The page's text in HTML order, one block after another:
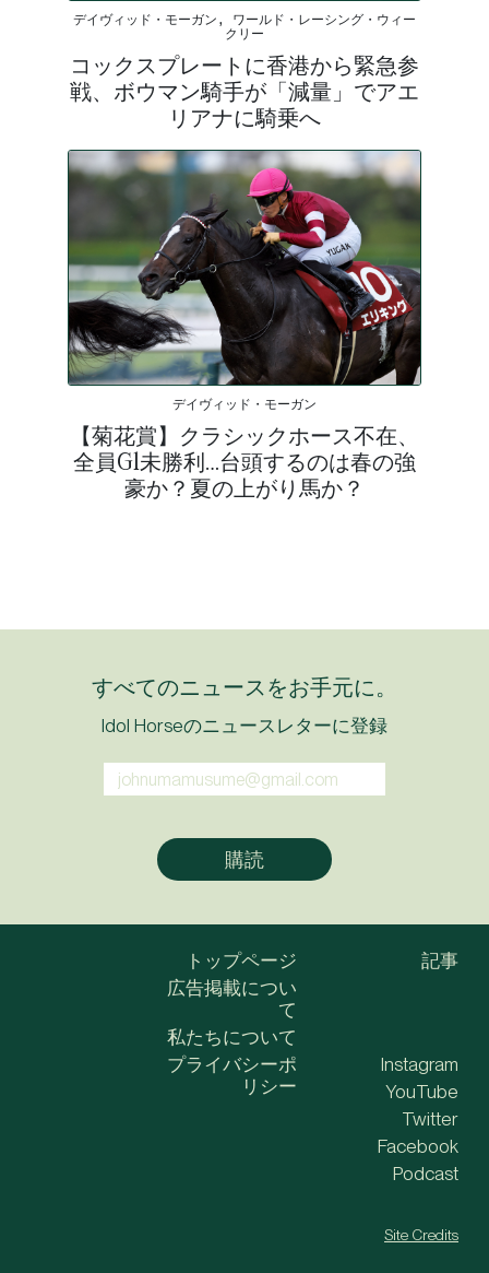
デイヴィッド・モーガン, ワールド・レーシング・ウィー
クリー
コックスプレートに香港から緊急参
戦、ボウマン騎手が「減量」でアエ
リアナに騎乗へ
デイヴィッド・モーガン
【菊花賞】クラシックホース不在、
全員G1未勝利…台頭するのは春の強
豪か？夏の上がり馬か？
すべてのニュースをお手元に。
Idol Horseのニュースレターに登録
トップページ
広告掲載につい
て
私たちについて
記事
プライバシーポ
リシー
Instagram
YouTube
Twitter
Facebook
Podcast
Site Credits